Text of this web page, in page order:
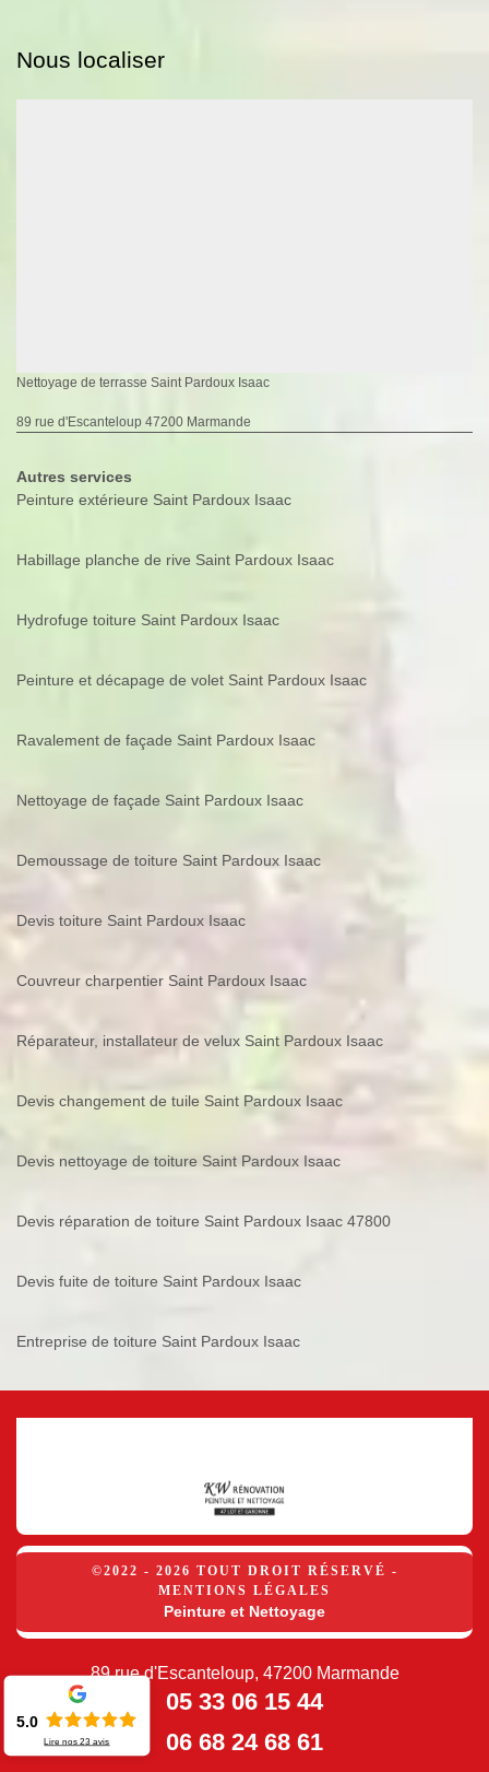
Nous localiser
Nettoyage de terrasse Saint Pardoux Isaac
89 rue d'Escanteloup 47200 Marmande
Autres services
Peinture extérieure Saint Pardoux Isaac
Habillage planche de rive Saint Pardoux Isaac
Hydrofuge toiture Saint Pardoux Isaac
Peinture et décapage de volet Saint Pardoux Isaac
Ravalement de façade Saint Pardoux Isaac
Nettoyage de façade Saint Pardoux Isaac
Demoussage de toiture Saint Pardoux Isaac
Devis toiture Saint Pardoux Isaac
Couvreur charpentier Saint Pardoux Isaac
Réparateur, installateur de velux Saint Pardoux Isaac
Devis changement de tuile Saint Pardoux Isaac
Devis nettoyage de toiture Saint Pardoux Isaac
Devis réparation de toiture Saint Pardoux Isaac 47800
Devis fuite de toiture Saint Pardoux Isaac
Entreprise de toiture Saint Pardoux Isaac
©2022 - 2026 TOUT DROIT RÉSERVÉ -
MENTIONS LÉGALES
Peinture et Nettoyage
89 rue d'Escanteloup, 47200 Marmande
05 33 06 15 44
06 68 24 68 61
5.0
Lire nos23 avis